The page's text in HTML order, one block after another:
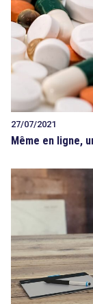
27/07/2021
Même en ligne,